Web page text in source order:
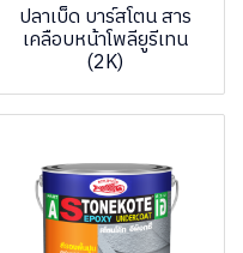
ปลาเบ็ด บาร์สโตน สาร
เคลือบหน้าโพลียูรีเทน
(2K)